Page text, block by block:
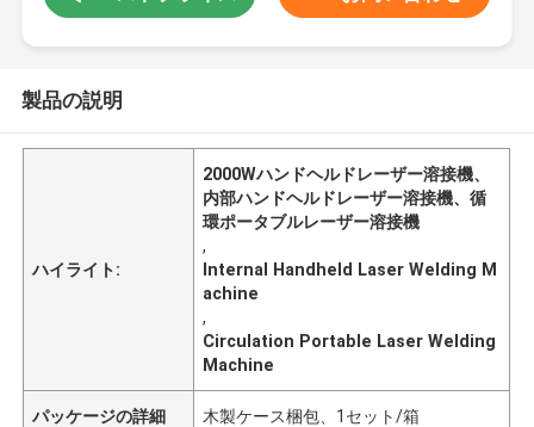
製品の説明
ハイライト:
2000Wハンドヘルドレーザー溶接機、
内部ハンドヘルドレーザー溶接機、循
環ポータブルレーザー溶接機
,
Internal Handheld Laser Welding M
achine
,
Circulation Portable Laser Welding
Machine
パッケージの詳細 木製ケース梱包、1セット/箱